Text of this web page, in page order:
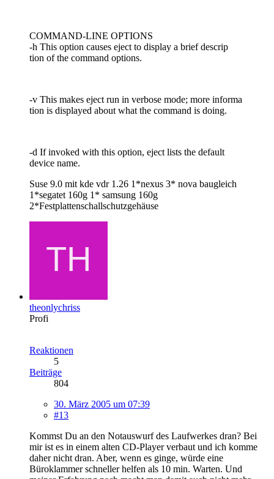
COMMAND-LINE OPTIONS
-h This option causes eject to display a brief descrip
tion of the command options.
-v This makes eject run in verbose mode; more informa
tion is displayed about what the command is doing.
-d If invoked with this option, eject lists the default
device name.
Suse 9.0 mit kde vdr 1.26 1*nexus 3* nova baugleich
1*segatet 160g 1* samsung 160g
2*Festplattenschallschutzgehäuse
theonlychriss
Profi
Reaktionen
5
Beiträge
804
30. März 2005 um 07:39
#13
Kommst Du an den Notauswurf des Laufwerkes dran? Bei
mir ist es in einem alten CD-Player verbaut und ich komme
daher nicht dran. Aber, wenn es ginge, würde eine
Büroklammer schneller helfen als 10 min. Warten. Und